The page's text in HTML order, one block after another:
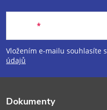
Z
á
p
Vložením e-mailu souhlasíte s
údajů
Dokumenty